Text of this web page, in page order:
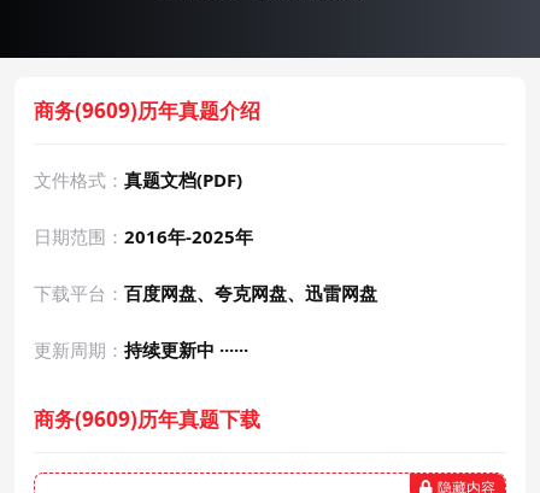
商务(9609)历年真题介绍
文件格式： 真题文档(PDF)
日期范围： 2016年-2025年
下载平台： 百度网盘、夸克网盘、迅雷网盘
更新周期： 持续更新中 ······
商务(9609)历年真题下载
隐藏内容